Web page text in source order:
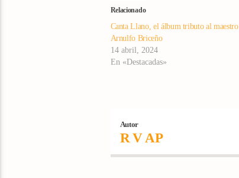
Relacionado
Canta Llano, el álbum tributo al maestro
Arnulfo Briceño
14 abril, 2024
En «Destacadas»
Autor
R V AP